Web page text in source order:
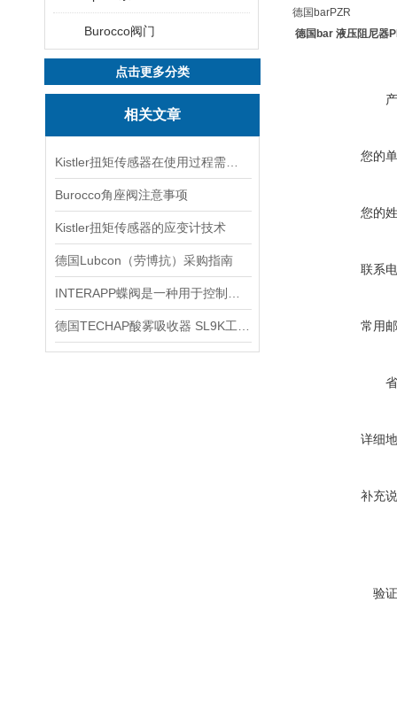
Burocco阀门
点击更多分类
相关文章
Burocco角座阀注意事项
Kistler扭矩传感器的应变计技术
德国Lubcon（劳博抗）采购指南
德国barPZR
德国bar 液压阻尼器
您的
您的
联系
常用
详细
补充
验